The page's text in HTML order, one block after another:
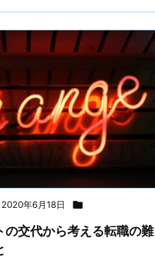
2020年6月18日 
の交代から考える転職の難